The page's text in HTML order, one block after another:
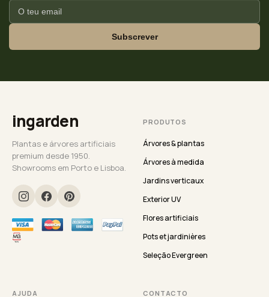
Subscrever
ingarden
Plantas e árvores artificiais
premium desde 1950.
Showrooms em Porto e Lisboa.
PRODUTOS
Árvores & plantas
Árvores à medida
Jardins verticaux
Exterior UV
Flores artificiais
Pots et jardinières
Seleção Evergreen
AJUDA CONTACTO